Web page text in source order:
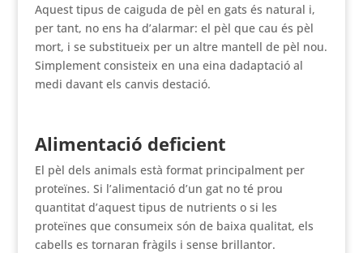
Aquest tipus de caiguda de pèl en gats és natural i,
per tant, no ens ha d’alarmar: el pèl que cau és pèl
mort, i se substitueix per un altre mantell de pèl nou.
Simplement consisteix en una eina dadaptació al
medi davant els canvis destació.
Alimentació deficient
El pèl dels animals està format principalment per
proteïnes. Si l’alimentació d’un gat no té prou
quantitat d’aquest tipus de nutrients o si les
proteïnes que consumeix són de baixa qualitat, els
cabells es tornaran fràgils i sense brillantor.